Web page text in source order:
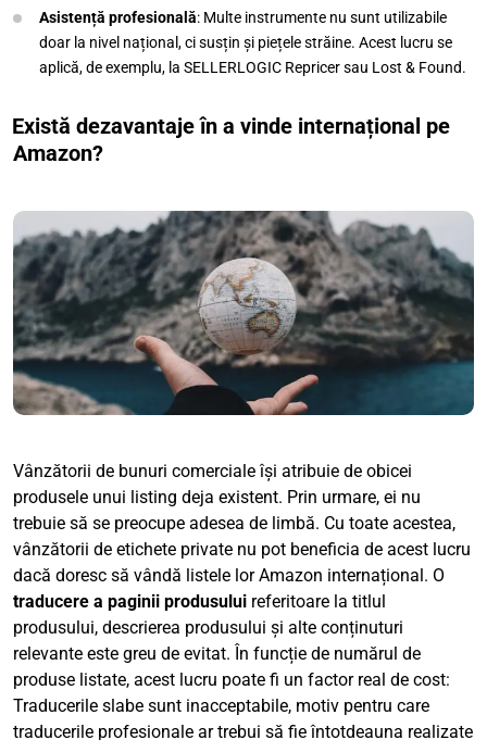
Asistență profesională: Multe instrumente nu sunt utilizabile
doar la nivel național, ci susțin și piețele străine. Acest lucru se
aplică, de exemplu, la SELLERLOGIC Repricer sau Lost & Found.
Există dezavantaje în a vinde internațional pe
Amazon?
Vânzătorii de bunuri comerciale își atribuie de obicei
produsele unui listing deja existent. Prin urmare, ei nu
trebuie să se preocupe adesea de limbă. Cu toate acestea,
vânzătorii de etichete private nu pot beneficia de acest lucru
dacă doresc să vândă listele lor Amazon internațional. O
traducere a paginii produsului referitoare la titlul
produsului, descrierea produsului și alte conținuturi
relevante este greu de evitat. În funcție de numărul de
produse listate, acest lucru poate fi un factor real de cost:
Traducerile slabe sunt inacceptabile, motiv pentru care
traducerile profesionale ar trebui să fie întotdeauna realizate